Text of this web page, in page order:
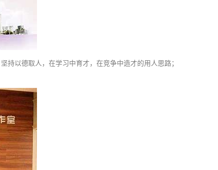
持以德取人，在学习中育才，在竞争中造才的用人思路；